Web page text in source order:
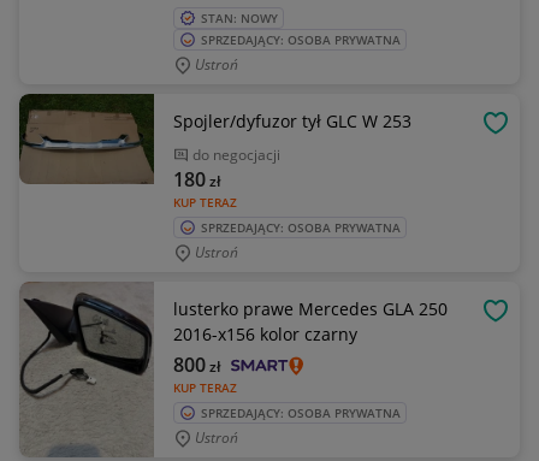
STAN: NOWY
SPRZEDAJĄCY: OSOBA PRYWATNA
Ustroń
Spojler/dyfuzor tył GLC W 253
do negocjacji
KUP TERAZ
180zł
SPRZEDAJĄCY: OSOBA PRYWATNA
Ustroń
lusterko prawe Mercedes GLA 250
2016-x156 kolor czarny
KUP TERAZ
800zł
SPRZEDAJĄCY: OSOBA PRYWATNA
Ustroń